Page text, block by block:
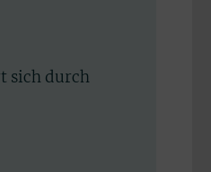
sich durch